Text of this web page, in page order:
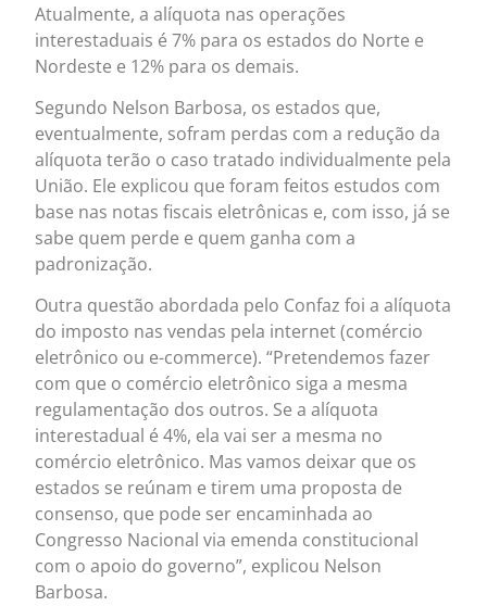
Atualmente, a alíquota nas operações
interestaduais é 7% para os estados do Norte e
Nordeste e 12% para os demais.
Segundo Nelson Barbosa, os estados que,
eventualmente, sofram perdas com a redução da
alíquota terão o caso tratado individualmente pela
União. Ele explicou que foram feitos estudos com
base nas notas fiscais eletrônicas e, com isso, já se
sabe quem perde e quem ganha com a
padronização.
Outra questão abordada pelo Confaz foi a alíquota
do imposto nas vendas pela internet (comércio
eletrônico ou e-commerce). “Pretendemos fazer
com que o comércio eletrônico siga a mesma
regulamentação dos outros. Se a alíquota
interestadual é 4%, ela vai ser a mesma no
comércio eletrônico. Mas vamos deixar que os
estados se reúnam e tirem uma proposta de
consenso, que pode ser encaminhada ao
Congresso Nacional via emenda constitucional
com o apoio do governo”, explicou Nelson
Barbosa.